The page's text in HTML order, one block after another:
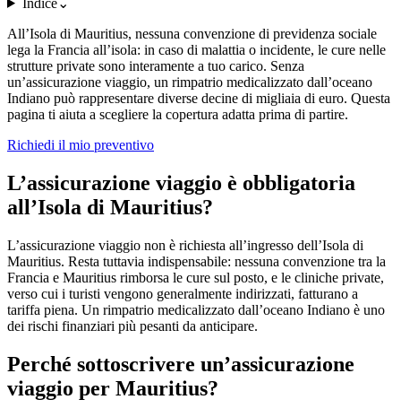
Indice⌄
All’Isola di Mauritius, nessuna convenzione di previdenza sociale
lega la Francia all’isola: in caso di malattia o incidente, le cure nelle
strutture private sono interamente a tuo carico. Senza
un’assicurazione viaggio, un rimpatrio medicalizzato dall’oceano
Indiano può rappresentare diverse decine di migliaia di euro. Questa
pagina ti aiuta a scegliere la copertura adatta prima di partire.
Richiedi il mio preventivo
L’assicurazione viaggio è obbligatoria
all’Isola di Mauritius?
L’assicurazione viaggio non è richiesta all’ingresso dell’Isola di
Mauritius. Resta tuttavia indispensabile: nessuna convenzione tra la
Francia e Mauritius rimborsa le cure sul posto, e le cliniche private,
verso cui i turisti vengono generalmente indirizzati, fatturano a
tariffa piena. Un rimpatrio medicalizzato dall’oceano Indiano è uno
dei rischi finanziari più pesanti da anticipare.
Perché sottoscrivere un’assicurazione
viaggio per Mauritius?